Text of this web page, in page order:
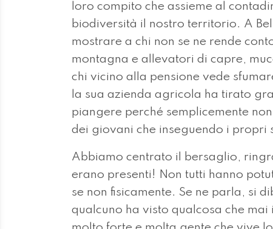
loro compito che assieme al
biodiversità il nostro territorio. A
mostrare a chi non se ne rende
montagna e allevatori di capre,
chi vicino alla pensione vede
la sua azienda agricola ha tirato
piangere perché semplicemente
dei giovani che inseguendo i propri
Abbiamo centrato il bersaglio,
erano presenti! Non tutti hanno
se non fisicamente. Se ne parla, si
qualcuno ha visto qualcosa che